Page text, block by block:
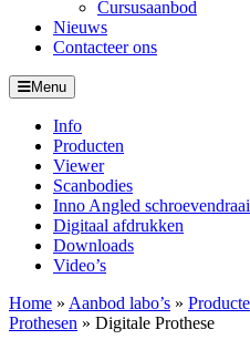
Cursusaanbod
Nieuws
Contacteer ons
Menu
Info
Producten
Viewer
Scanbodies
Inno Angled
Digitaal afdrukken
Downloads
Video’s
Home » Aanbod labo’s »
Prothesen » Digitale Prothese